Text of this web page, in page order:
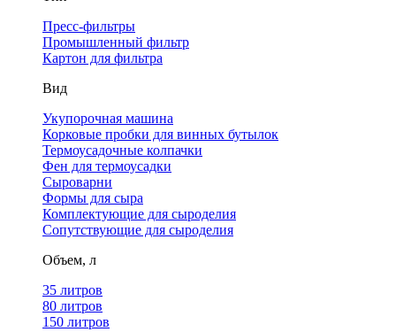
Пресс-фильтры
Промышленный фильтр
Картон для фильтра
Вид
Укупорочная машина
Корковые пробки для винных бутылок
Термоусадочные колпачки
Фен для термоусадки
Сыроварни
Формы для сыра
Комплектующие для сыроделия
Сопутствующие для сыроделия
Объем, л
35 литров
80 литров
150 литров